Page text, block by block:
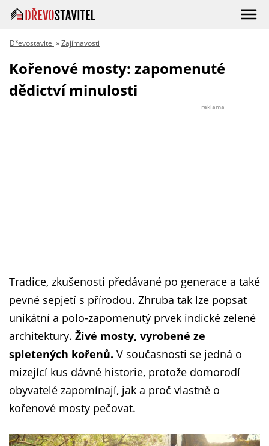
Dřevostavitel »Zajímavosti
Kořenové mosty: zapomenuté
dědictví minulosti
reklama
Tradice, zkušenosti předávané po generace a také
pevné sepjetí s přírodou. Zhruba tak lze popsat
unikátní a polo-zapomenutý prvek indické zelené
architektury. Živé mosty, vyrobené ze
spletených kořenů. V současnosti se jedná o
mizející kus dávné historie, protože domorodí
obyvatelé zapomínají, jak a proč vlastně o
kořenové mosty pečovat.